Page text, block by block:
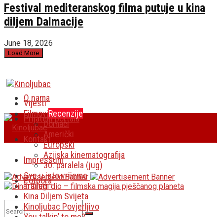
Festival mediteranskog filma putuje u kina
diljem Dalmacije
June 18, 2026
Load More
O nama
Prijatelji portala
Kontakt
Impressum
Potpora
Vijesti
FilmoviRecenzije
Domaći
Američki
Europski
Azijska kinematografija
30. paralela (jug)
Sve u isto vrijeme
Traileri
Kina Diljem Svijeta
Kinoljubac Povjerljivo